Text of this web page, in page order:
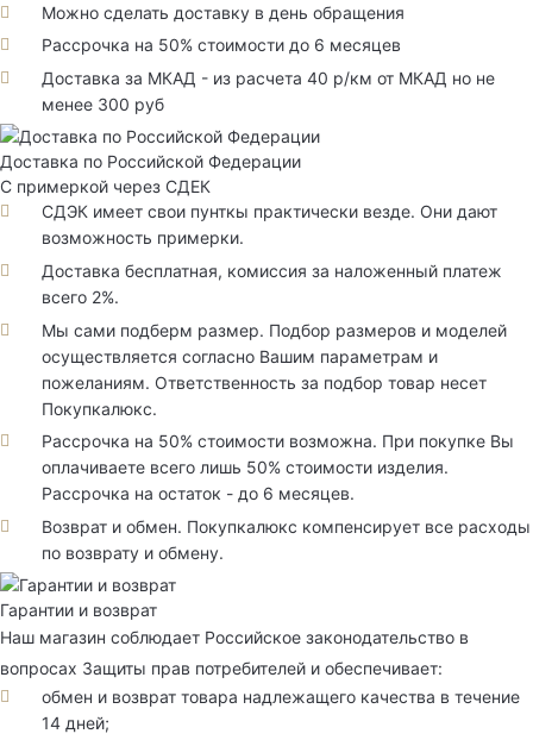
Можно сделать доставку в день обращения
Рассрочка на 50% стоимости до 6 месяцев
Доставка за МКАД - из расчета 40 р/км от МКАД но не
менее 300 руб
Доставка по Российской Федерации
С примеркой через СДЕК
СДЭК имеет свои пунткы практически везде. Они дают
возможность примерки.
Доставка бесплатная, комиссия за наложенный платеж
всего 2%.
Мы сами подберм размер. Подбор размеров и моделей
осуществляется согласно Вашим параметрам и
пожеланиям. Ответственность за подбор товар несет
Покупкалюкс.
Рассрочка на 50% стоимости возможна. При покупке Вы
оплачиваете всего лишь 50% стоимости изделия.
Рассрочка на остаток - до 6 месяцев.
Возврат и обмен. Покупкалюкс компенсирует все расходы
по возврату и обмену.
Гарантии и возврат
Наш магазин соблюдает Российское законодательство в
вопросах Защиты прав потребителей и обеспечивает:
обмен и возврат товара надлежащего качества в течение
14 дней;